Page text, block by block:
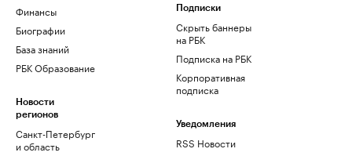
Финансы
Биографии
База знаний
РБК Образование
Новости
регионов
Санкт-Петербург
и область
Подписки
Скрыть баннеры
на РБК
Подписка на РБК
Корпоративная
подписка
Уведомления
RSS Новости